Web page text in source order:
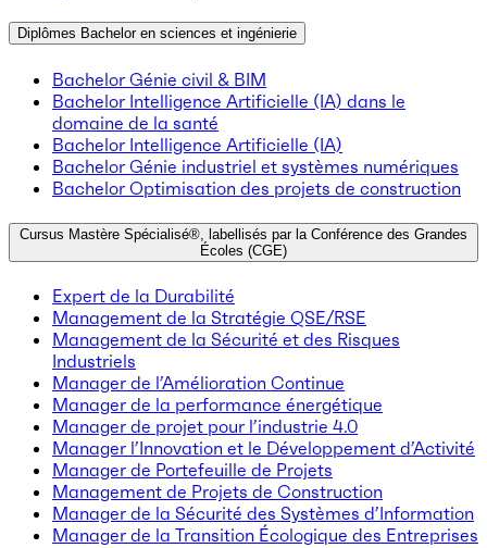
Diplômes Bachelor en sciences et ingénierie
Bachelor Génie civil & BIM
Bachelor Intelligence Artificielle (IA) dans le
domaine de la santé
Bachelor Intelligence Artificielle (IA)
Bachelor Génie industriel et systèmes numériques
Bachelor Optimisation des projets de construction
Cursus Mastère Spécialisé®, labellisés par la Conférence des Grandes
Écoles (CGE)
Expert de la Durabilité
Management de la Stratégie QSE/RSE
Management de la Sécurité et des Risques
Industriels
Manager de l’Amélioration Continue
Manager de la performance énergétique
Manager de projet pour l’industrie 4.0
Manager l’Innovation et le Développement d’Activité
Manager de Portefeuille de Projets
Management de Projets de Construction
Manager de la Sécurité des Systèmes d’Information
Manager de la Transition Écologique des Entreprises